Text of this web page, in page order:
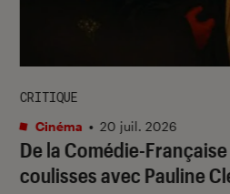
De la Comédie-Française
coulisses avec Pauline
CRITIQUE
Cinéma • 20 juil. 2026